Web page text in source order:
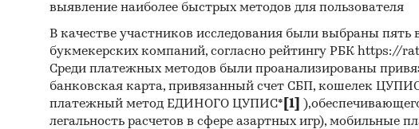
выявление наиболее быстрых методов для пользователя
В качестве участников исследования были выбраны пять
букмекерских компаний, согласно рейтингу РБК https://
Среди платежных методов были проанализированы
банковская карта, привязанный счет СБП, кошелек
платежный метод ЕДИНОГО ЦУПИС* [1]
легальность расчетов в сфере азартных игр), мобильные